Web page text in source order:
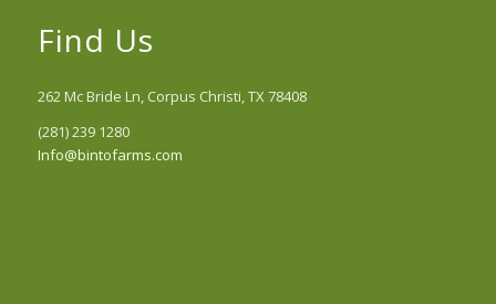
Find Us
262 Mc Bride Ln, Corpus Christi, TX 78408
(281) 239 1280
Info@bintofarms.com